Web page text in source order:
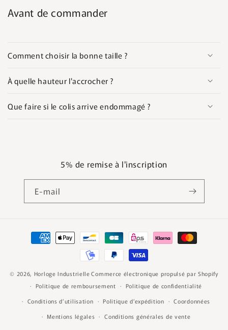
Avant de commander
Comment choisir la bonne taille ?
À quelle hauteur l'accrocher ?
Que faire si le colis arrive endommagé ?
5% de remise à l'inscription
E-mail
Moyens
© 2026, Horloge Industrielle Commerce électronique propulsé par Shopify
Politique de remboursement
Politique de confidentialité
Conditions d’utilisation
Politique d’expédition
Coordonnées
Mentions légales
Conditions générales de vente